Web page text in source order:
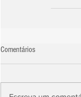
Comentários